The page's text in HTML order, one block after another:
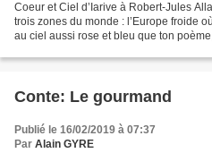
Coeur et Ciel d’Iarive à Robert-Jules
trois zones du monde : l’Europe froide
au ciel aussi rose et bleu que ton
Conte: Le gourmand
Publié le 16/02/2019 à 07:37
Par Alain GYRE